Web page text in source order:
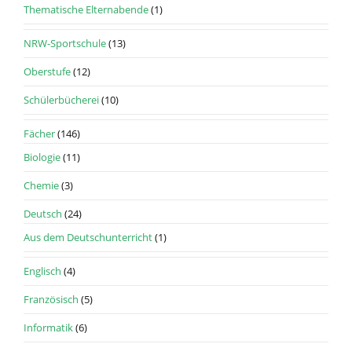
Thematische Elternabende(1)
NRW-Sportschule(13)
Oberstufe(12)
Schülerbücherei(10)
Fächer(146)
Biologie(11)
Chemie(3)
Deutsch (24)
Aus dem Deutschunterricht(1)
Englisch (4)
Französisch (5)
Informatik(6)